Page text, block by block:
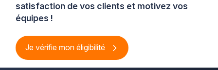
satisfaction de vos clients et motivez vos
équipes !
Je vérifie mon éligibilité